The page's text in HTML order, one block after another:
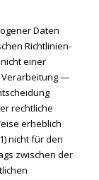
Daten
Richtlinien-
einer
Verarbeitung —
rechtliche
erheblich
nicht für den
zwischen der